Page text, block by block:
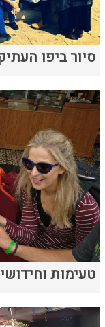
סיור ביפו
טעימות